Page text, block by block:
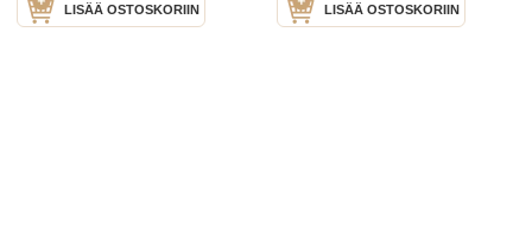
LISÄÄ OSTOSKORIIN LISÄÄ OSTOSKORIIN